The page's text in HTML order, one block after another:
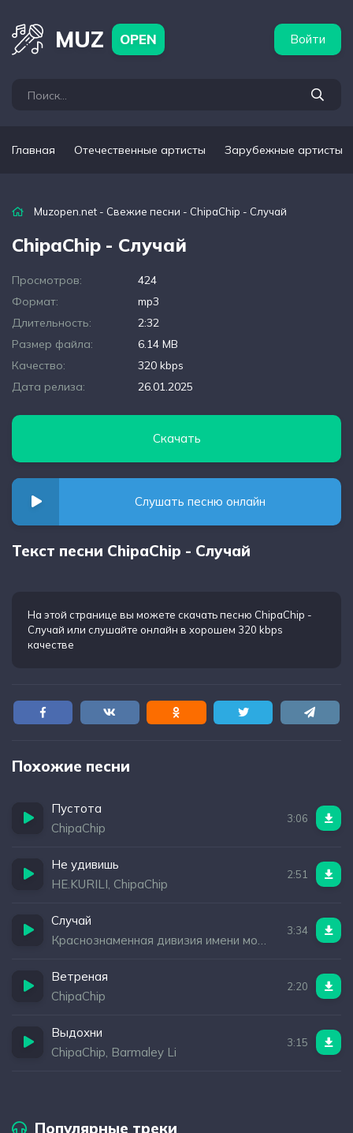
MUZ OPEN Войти
Главная Отечественные артисты Зарубежные артисты
Muzopen.net - Свежие песни - ChipaChip - Случай
ChipaChip - Случай
Просмотров:
424
Формат:
mp3
Длительность:
2:32
Размер файла:
6.14 MB
Качество:
320 kbps
Дата релиза:
26.01.2025
Скачать
Слушать песню онлайн
Текст песни ChipaChip - Случай
На этой странице вы можете скачать песню ChipaChip -
Случай или слушайте онлайн в хорошем 320 kbps
качестве
Похожие песни
Пустота
ChipaChip
3:06
Не удивишь
НЕ.KURILI, ChipaChip
2:51
Случай
Краснознаменная дивизия имени моей бабушки
3:34
Ветреная
ChipaChip
2:20
Выдохни
ChipaChip, Barmaley Li
3:15
Популярные треки
артисты Популярные подборки